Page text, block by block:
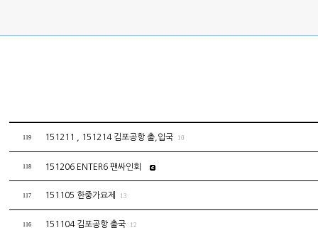
119 151211 , 151214 김포공항 출,입국 10
118 151206 ENTER6 팬싸인회
117 151105 한중가요제 13
116 151104 김포공항 출국 12